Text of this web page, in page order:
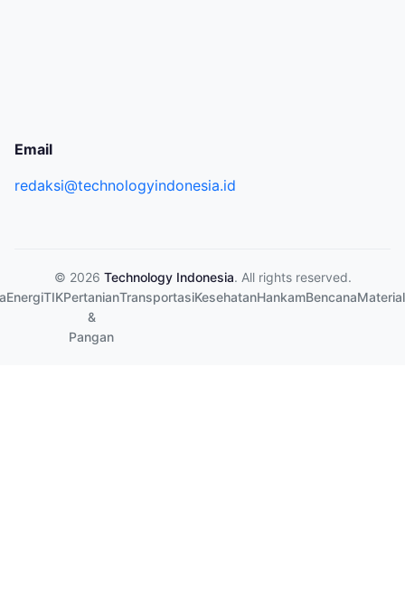
Email
redaksi@technologyindonesia.id
© 2026 Technology Indonesia. All rights reserved.
EnergiTIKPertanian
&
Pangan
TransportasiKesehatanHankamBencanaMaterial